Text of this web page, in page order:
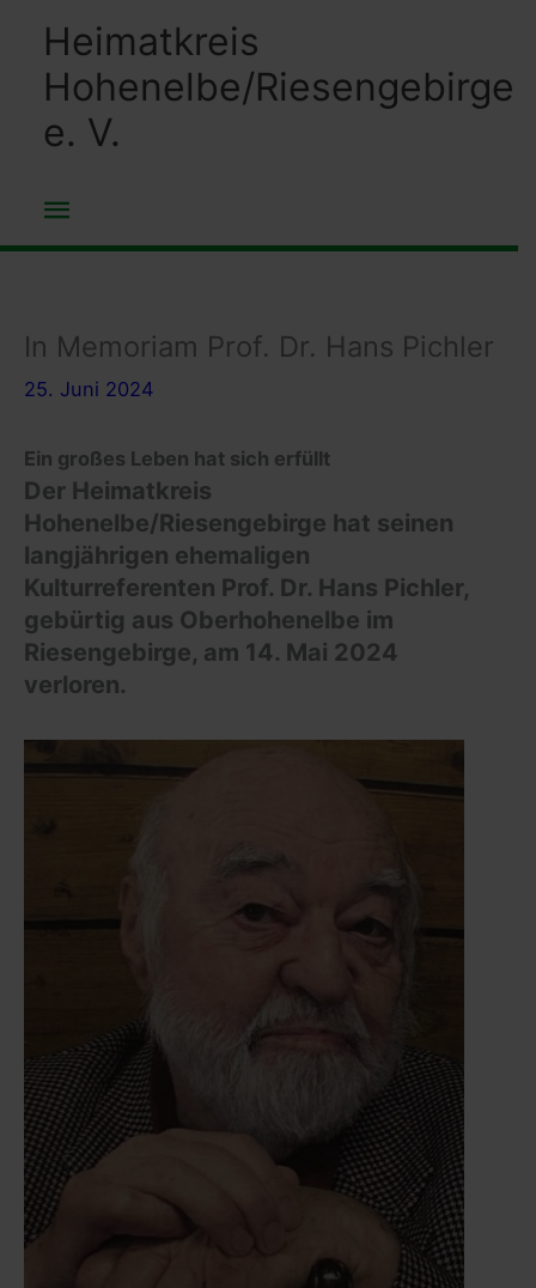
springen
Heimatkreis
Hohenelbe/Riesengebirge
e. V.
Hauptmenü
In Memoriam Prof. Dr. Hans Pichler
25. Juni 2024
Ein großes Leben hat sich erfüllt
Der Heimatkreis
Hohenelbe/Riesengebirge hat seinen
langjährigen ehemaligen
Kulturreferenten Prof. Dr. Hans Pichler,
gebürtig aus Oberhohenelbe im
Riesengebirge, am 14. Mai 2024
verloren.